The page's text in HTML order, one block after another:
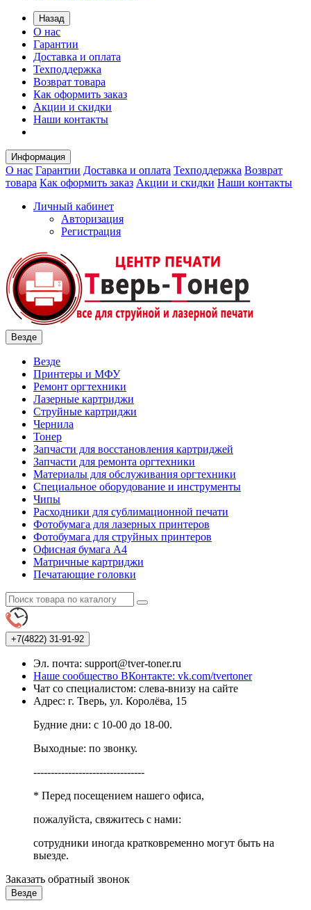
Назад
О нас
Гарантии
Доставка и оплата
Техподдержка
Возврат товара
Как оформить заказ
Акции и скидки
Наши контакты
Информация
О нас Гарантии Доставка и оплата Техподдержка Возврат
товара Как оформить заказ Акции и скидки Наши контакты
Личный кабинет
Авторизация
Регистрация
Везде
Везде
Принтеры и МФУ
Ремонт оргтехники
Лазерные картриджи
Струйные картриджи
Чернила
Тонер
Запчасти для восстановления картриджей
Запчасти для ремонта оргтехники
Материалы для обслуживания оргтехники
Специальное оборудование и инструменты
Чипы
Расходники для сублимационной печати
Фотобумага для лазерных принтеров
Фотобумага для струйных принтеров
Офисная бумага А4
Матричные картриджи
Печатающие головки
+7(4822) 31-91-92
Эл. почта: support@tver-toner.ru
Наше сообщество ВКонтакте: vk.com/tvertoner
Чат со специалистом: слева-внизу на сайте
Адрес: г. Тверь, ул. Королёва, 15
Будние дни: с 10-00 до 18-00.
Выходные: по звонку.
--------------------------------
* Перед посещением нашего офиса,
пожалуйста, свяжитесь с нами:
сотрудники иногда кратковременно могут быть на
выезде.
Заказать обратный звонок
Везде